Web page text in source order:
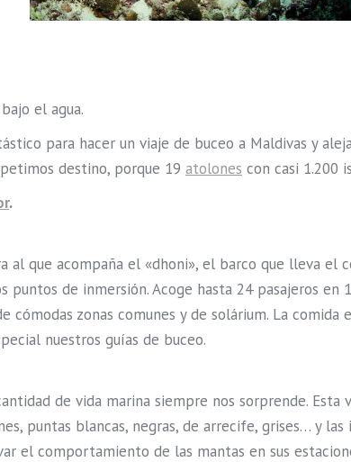
el agua.
para hacer un viaje de buceo a Maldivas y
destino, porque 19 atolones con casi 1.200
.
que acompaña el «dhoni», el barco que lleva el
de inmersión. Acoge hasta 24 pasajeros en
zonas comunes y de solárium. La comida
nuestros guías de buceo.
de vida marina siempre nos sorprende.
puntas blancas, negras, de arrecife, grises… y
el comportamiento de las mantas en sus